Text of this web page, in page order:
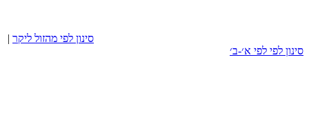
סינון לפי מהזול ליקר |
סינון לפי לפי א׳-ב׳